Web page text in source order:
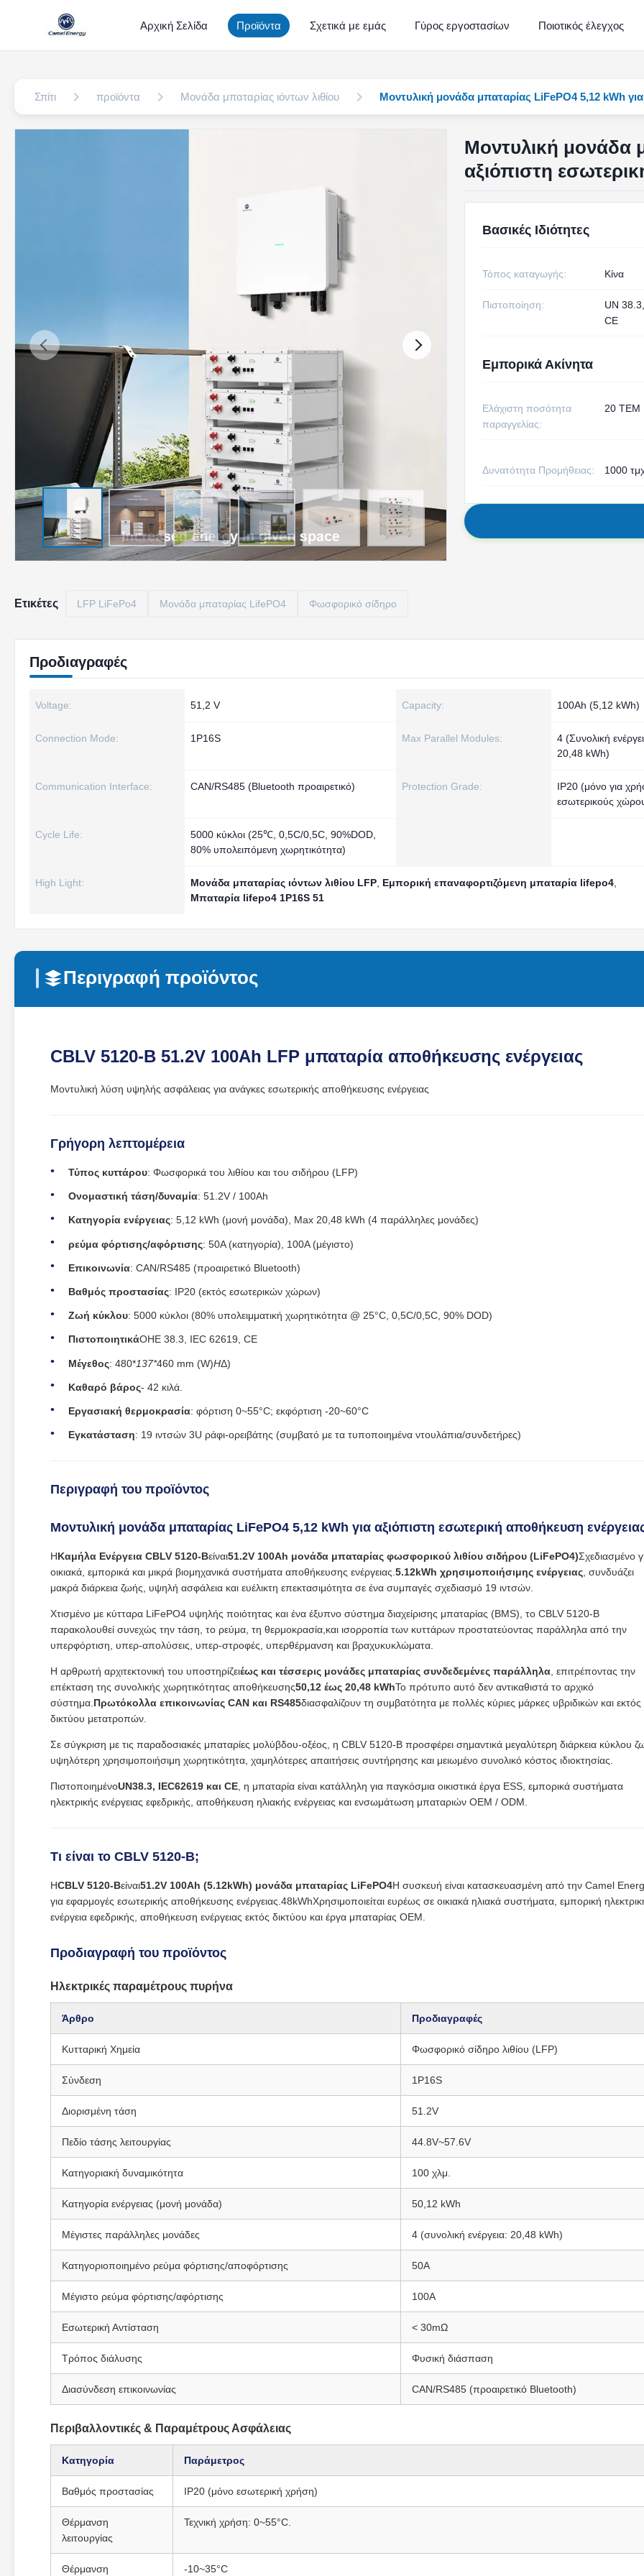
Αρχική Σελίδα Προϊόντα Σχετικά με εμάς Γύρος εργοστασίων Ποιοτικός έλεγχος
Σπίτι προϊόντα Μονάδα μπαταρίας ιόντων λιθίου Μοντυλική μονάδα μπαταρίας LiFePO4 5,12 kWh
Μοντυλική μονάδα
αξιόπιστη
Βασικές Ιδιότητες
Τόπος καταγωγής: Κίνα
Πιστοποίηση:
UN
CE
Εμπορικά Ακίνητα
Ελάχιστη ποσότητα
παραγγελίας:
20 ΤΕΜ
Δυνατότητα Προμήθειας: 1000
Ετικέτες LFP LiFePo4 Μονάδα μπαταρίας LifePO4 Φωσφορικό σίδηρο
Προδιαγραφές
Voltage: 51,2 V Capacity: 100Ah (5,12 kWh)
Connection Mode: 1P16S Max Parallel Modules:
4 (Συνολική
20,48 kWh)
Communication Interface: CAN/RS485 (Bluetooth προαιρετικό) Protection Grade:
IP20 (μόνο για
εσωτερικούς
Cycle Life:
5000 κύκλοι (25℃, 0,5C/0,5C, 90%DOD,
80% υπολειπόμενη χωρητικότητα)
High Light: Μονάδα μπαταρίας ιόντων λιθίου LFP Εμπορική επαναφορτιζόμενη μπαταρία lifepo4
Μπαταρία lifepo4 1P16S 51
Περιγραφή προϊόντος
CBLV 5120-B 51.2V 100Ah LFP μπαταρία αποθήκευσης ενέργειας
Μοντυλική λύση υψηλής ασφάλειας για ανάγκες εσωτερικής αποθήκευσης ενέργειας
Γρήγορη λεπτομέρεια
Τύπος κυττάρου: Φωσφορικά του λιθίου και του σιδήρου (LFP)
Ονομαστική τάση/δυναμία: 51.2V / 100Ah
Κατηγορία ενέργειας: 5,12 kWh (μονή μονάδα), Max 20,48 kWh (4 παράλληλες μονάδες)
ρεύμα φόρτισης/αφόρτισης: 50A (κατηγορία), 100A (μέγιστο)
Επικοινωνία: CAN/RS485 (προαιρετικό Bluetooth)
Βαθμός προστασίας: IP20 (εκτός εσωτερικών χώρων)
Ζωή κύκλου: 5000 κύκλοι (80% υπολειμματική χωρητικότητα @ 25°C, 0,5C/0,5C, 90% DOD)
ΠιστοποιητικάΟΗΕ 38.3, IEC 62619, CE
Μέγεθος: 480*137*460 mm (W)HΔ)
Καθαρό βάρος- 42 κιλά.
Εργασιακή θερμοκρασία: φόρτιση 0~55°C; εκφόρτιση -20~60°C
Εγκατάσταση: 19 ιντσών 3U ράφι-ορειβάτης (συμβατό με τα τυποποιημένα ντουλάπια/συνδετήρες)
Περιγραφή του προϊόντος
Μοντυλική μονάδα μπαταρίας LiFePO4 5,12 kWh για αξιόπιστη εσωτερική αποθήκευση
ΗΚαμήλα Ενέργεια CBLV 5120-Bείναι51.2V 100Ah μονάδα μπαταρίας φωσφορικού λιθίου σιδήρου (LiFePO4)Σχεδιασμένο
οικιακά, εμπορικά και μικρά βιομηχανικά συστήματα αποθήκευσης ενέργειας. 5.12kWh χρησιμοποιήσιμης ενέργειας , συνδυάζει
μακρά διάρκεια ζωής, υψηλή ασφάλεια και ευέλικτη επεκτασιμότητα σε ένα συμπαγές σχεδιασμό 19 ιντσών.
Χτισμένο με κύτταρα LiFePO4 υψηλής ποιότητας και ένα έξυπνο σύστημα διαχείρισης μπαταρίας (BMS), το CBLV 5120-B
παρακολουθεί συνεχώς την τάση, το ρεύμα, τη θερμοκρασία,και ισορροπία των κυττάρων προστατεύοντας παράλληλα από την
υπερφόρτιση, υπερ-απολύσεις, υπερ-στροφές, υπερθέρμανση και βραχυκυκλώματα.
Η αρθρωτή αρχιτεκτονική του υποστηρίζειέως και τέσσερις μονάδες μπαταρίας συνδεδεμένες παράλληλα , επιτρέποντας την
επέκταση της συνολικής χωρητικότητας αποθήκευσης50,12 έως 20,48 kWhΤο πρότυπο αυτό δεν αντικαθιστά το αρχικό
σύστημα. Πρωτόκολλα επικοινωνίας CAN και RS485διασφαλίζουν τη συμβατότητα με πολλές κύριες μάρκες υβριδικών και εκτός
δικτύου μετατροπών.
Σε σύγκριση με τις παραδοσιακές μπαταρίες μολύβδου-οξέος, η CBLV 5120-B προσφέρει σημαντικά μεγαλύτερη διάρκεια κύκλου
υψηλότερη χρησιμοποιήσιμη χωρητικότητα, χαμηλότερες απαιτήσεις συντήρησης και μειωμένο συνολικό κόστος ιδιοκτησίας.
ΠιστοποιημένοUN38.3, IEC62619 και CE , η μπαταρία είναι κατάλληλη για παγκόσμια οικιστικά έργα ESS, εμπορικά συστήματα
ηλεκτρικής ενέργειας εφεδρικής, αποθήκευση ηλιακής ενέργειας και ενσωμάτωση μπαταριών OEM / ODM.
Τι είναι το CBLV 5120-B;
ΗCBLV 5120-Bείναι51.2V 100Ah (5.12kWh) μονάδα μπαταρίας LiFePO4Η συσκευή είναι κατασκευασμένη από την Camel
για εφαρμογές εσωτερικής αποθήκευσης ενέργειας.48kWhΧρησιμοποιείται ευρέως σε οικιακά ηλιακά συστήματα, εμπορική
ενέργεια εφεδρικής, αποθήκευση ενέργειας εκτός δικτύου και έργα μπαταρίας OEM.
Προδιαγραφή του προϊόντος
Ηλεκτρικές παραμέτρους πυρήνα
Άρθρο Προδιαγραφές
Κυτταρική Χημεία Φωσφορικό σίδηρο λιθίου (LFP)
Σύνδεση 1P16S
Διορισμένη τάση 51.2V
Πεδίο τάσης λειτουργίας 44.8V~57.6V
Κατηγοριακή δυναμικότητα 100 χλμ.
Κατηγορία ενέργειας (μονή μονάδα) 50,12 kWh
Μέγιστες παράλληλες μονάδες 4 (συνολική ενέργεια: 20,48 kWh)
Κατηγοριοποιημένο ρεύμα φόρτισης/αποφόρτισης 50Α
Μέγιστο ρεύμα φόρτισης/αφόρτισης 100A
Εσωτερική Αντίσταση < 30mΩ
Τρόπος διάλυσης Φυσική διάσπαση
Διασύνδεση επικοινωνίας CAN/RS485 (προαιρετικό Bluetooth)
Περιβαλλοντικές & Παραμέτρους Ασφάλειας
Κατηγορία Παράμετρος
Βαθμός προστασίας IP20 (μόνο εσωτερική χρήση)
Θέρμανση
λειτουργίας
Τεχνική χρήση: 0~55°C.
Θέρμανση -10~35°C